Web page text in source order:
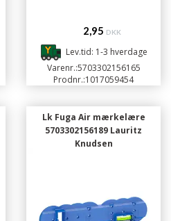
2,95 DKK
Lev.tid: 1-3 hverdage
Varenr.:5703302156165
Prodnr.:1017059454
Lk Fuga Air mærkelære
5703302156189 Lauritz
Knudsen